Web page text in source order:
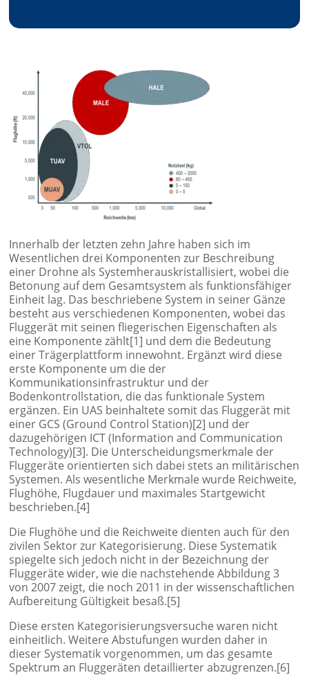
Innerhalb der letzten zehn Jahre haben sich im
Wesentlichen drei Komponenten zur Beschreibung
einer Drohne als Systemherauskristallisiert, wobei die
Betonung auf dem Gesamtsystem als funktionsfähiger
Einheit lag. Das beschriebene System in seiner Gänze
besteht aus verschiedenen Komponenten, wobei das
Fluggerät mit seinen fliegerischen Eigenschaften als
eine Komponente zählt[1] und dem die Bedeutung
einer Trägerplattform innewohnt. Ergänzt wird diese
erste Komponente um die der
Kommunikationsinfrastruktur und der
Bodenkontrollstation, die das funktionale System
ergänzen. Ein UAS beinhaltete somit das Fluggerät mit
einer GCS (Ground Control Station)[2] und der
dazugehörigen ICT (Information and Communication
Technology)[3]. Die Unterscheidungsmerkmale der
Fluggeräte orientierten sich dabei stets an militärischen
Systemen. Als wesentliche Merkmale wurde Reichweite,
Flughöhe, Flugdauer und maximales Startgewicht
beschrieben.[4]
Die Flughöhe und die Reichweite dienten auch für den
zivilen Sektor zur Kategorisierung. Diese Systematik
spiegelte sich jedoch nicht in der Bezeichnung der
Fluggeräte wider, wie die nachstehende Abbildung 3
von 2007 zeigt, die noch 2011 in der wissenschaftlichen
Aufbereitung Gültigkeit besaß.[5]
Diese ersten Kategorisierungsversuche waren nicht
einheitlich. Weitere Abstufungen wurden daher in
dieser Systematik vorgenommen, um das gesamte
Spektrum an Fluggeräten detaillierter abzugrenzen.[6]